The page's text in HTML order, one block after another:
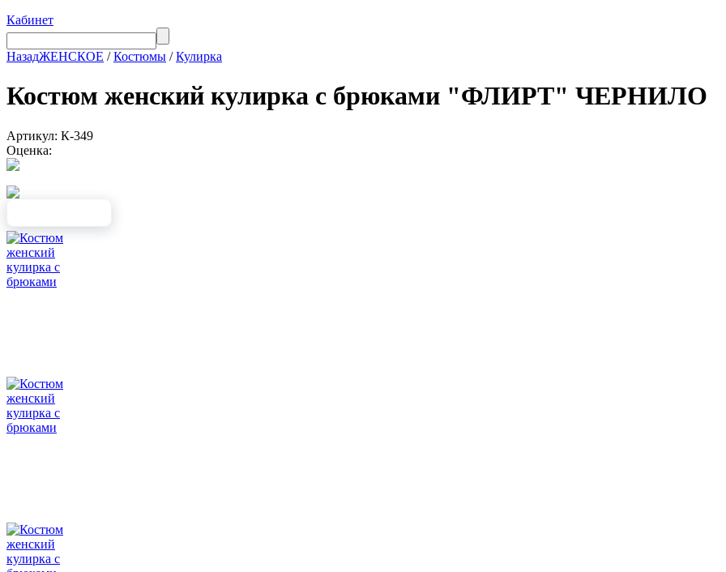
Кабинет
НазадЖЕНСКОЕ /Костюмы /Кулирка
Костюм женский кулирка с брюками "ФЛИРТ" ЧЕРНИЛО
Артикул: К-349
Оценка: